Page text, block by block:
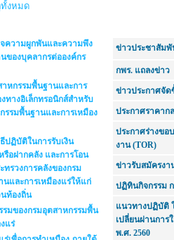
งหมด
ความผูกพันและความพึง
ของบุคลากรต่อองค์กร
หกรรมพื้นฐานและการ
งทางอิเล็กทรอนิกส์สำหรับ
รมพื้นฐานและการเหมือง
ปฏิบัติในการรับเงิน
รือฝากคลัง และการโอน
ทรวงการคลังของกรม
และการเหมืองแร่ให้แก่
ท้องถิ่น
รมของกรมอุตสาหกรรมพื้น
แร่
ข่าวประชาสัมพั
กพร. แถลงข่าว
ข่าวประกาศจัด
ประกาศราคาก
ประกาศร่างขอ
งาน (TOR)
ข่าวรับสมัครงา
ปฏิทินกิจกรรม
แนวทางปฏิบัติ
เปลี่ยนผ่านการ
พ.ศ. 2560